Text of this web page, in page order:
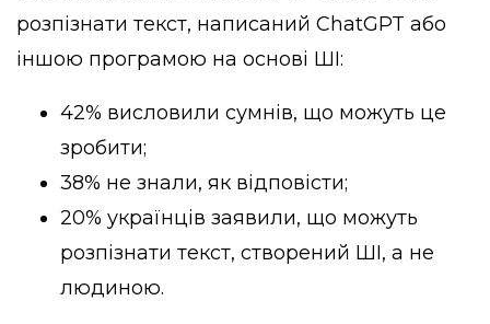
розпізнати текст, написаний ChatGPT або
іншою програмою на основі ШІ:
42% висловили сумнів, що можуть це
зробити;
38% не знали, як відповісти;
20% українців заявили, що можуть
розпізнати текст, створений ШІ, а не
людиною.